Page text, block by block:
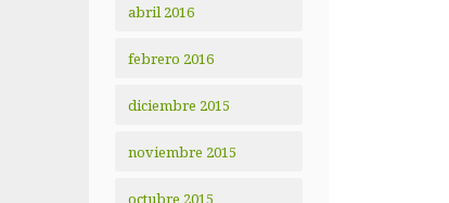
abril 2016
febrero 2016
diciembre 2015
noviembre 2015